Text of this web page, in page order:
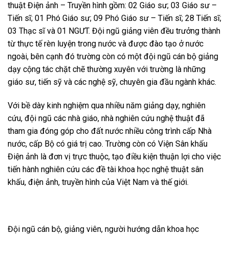
thuật Điện ảnh – Truyền hình gồm: 02 Giáo sư; 03 Giáo sư –
Tiến sĩ; 01 Phó Giáo sư; 09 Phó Giáo sư – Tiến sĩ; 28 Tiến sĩ;
03 Thạc sĩ và 01 NGƯT. Đội ngũ giảng viên đều trưởng thành
từ thực tế rèn luyện trong nước và được đào tạo ở nước
ngoài, bên cạnh đó trường còn có một đội ngũ cán bộ giảng
dạy cộng tác chặt chẽ thường xuyên với trường là những
giáo sư, tiến sỹ và các nghệ sỹ, chuyên gia đầu ngành khác.
Với bề dày kinh nghiệm qua nhiều năm giảng dạy, nghiên
cứu, đội ngũ các nhà giáo, nhà nghiên cứu nghệ thuật đã
tham gia đóng góp cho đất nước nhiều công trình cấp Nhà
nước, cấp Bộ có giá trị cao. Trường còn có Viện Sân khấu
Điện ảnh là đơn vị trực thuộc, tạo điều kiện thuận lợi cho việc
tiến hành nghiên cứu các đề tài khoa học nghệ thuật sân
khấu, điện ảnh, truyền hình của Việt Nam và thế giới.
Đội ngũ cán bộ, giảng viên, người hướng dẫn khoa học